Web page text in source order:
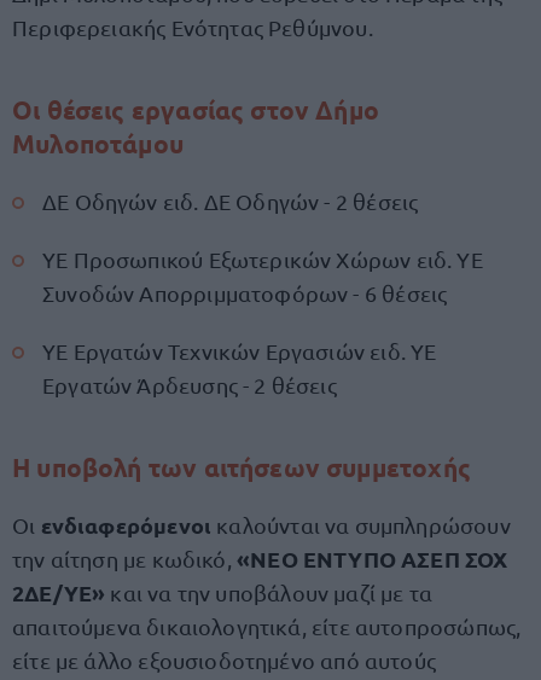
Περιφερειακής Ενότητας Ρεθύμνου.
Οι θέσεις εργασίας στον Δήμο
Μυλοποτάμου
ΔΕ Οδηγών ειδ. ΔΕ Οδηγών - 2 θέσεις
ΥΕ Προσωπικού Εξωτερικών Χώρων ειδ. ΥΕ
Συνοδών Απορριμματοφόρων - 6 θέσεις
ΥΕ Εργατών Τεχνικών Εργασιών ειδ. ΥΕ
Εργατών Άρδευσης - 2 θέσεις
Η υποβολή των αιτήσεων συμμετοχής
Οι ενδιαφερόμενοι καλούνται να συμπληρώσουν
την αίτηση με κωδικό, «ΝΕΟ ΕΝΤΥΠΟ ΑΣΕΠ ΣΟΧ
2ΔΕ/ΥΕ» και να την υποβάλουν μαζί με τα
απαιτούμενα δικαιολογητικά, είτε αυτοπροσώπως,
είτε με άλλο εξουσιοδοτημένο από αυτούς